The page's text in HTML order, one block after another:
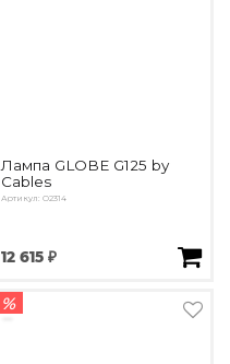
Лампа GLOBE G125 by
Cables
Артикул: О2314
12 615 ₽
%